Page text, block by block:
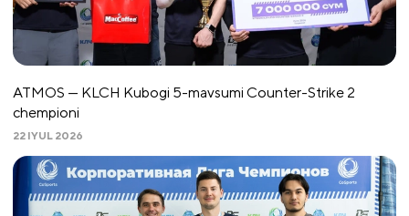
ATMOS — KLCH Kubogi 5-mavsumi Counter-Strike 2
chempioni
22 IYUL 2026